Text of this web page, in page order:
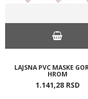
LAJSNA PVC MASKE
HROM
1.141,28 RSD